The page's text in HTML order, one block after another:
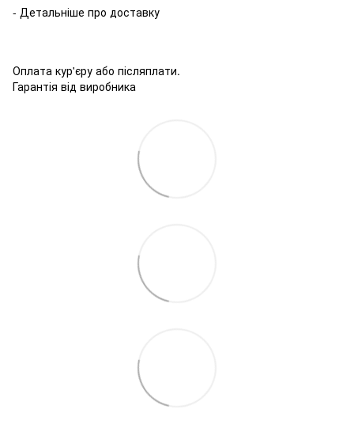
- Детальніше про доставку
Оплата кур'єру або післяплати.
Гарантія від виробника